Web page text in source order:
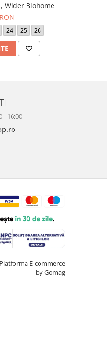
Wider Biohome
24 25 26
- 16:00
Platforma E-commerce
by Gomag